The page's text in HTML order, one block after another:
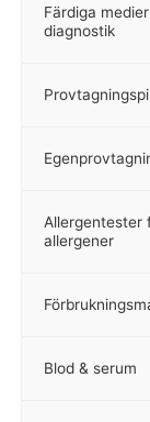
Färdiga
diagnostik
–
–
Allergentester
allergener
–
Blod & serum